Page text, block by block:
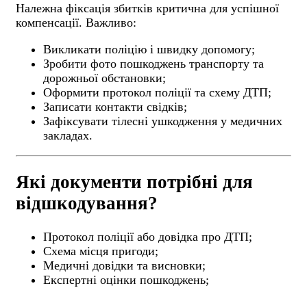
Належна фіксація збитків критична для успішної
компенсації. Важливо:
Викликати поліцію і швидку допомогу;
Зробити фото пошкоджень транспорту та
дорожньої обстановки;
Оформити протокол поліції та схему ДТП;
Записати контакти свідків;
Зафіксувати тілесні ушкодження у медичних
закладах.
Які документи потрібні для
відшкодування?
Протокол поліції або довідка про ДТП;
Схема місця пригоди;
Медичні довідки та висновки;
Експертні оцінки пошкоджень;